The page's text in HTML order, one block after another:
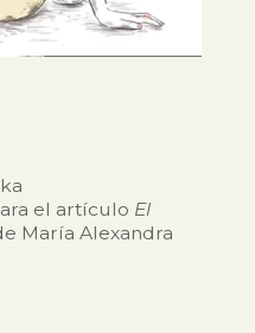
el artículo El
María Alexandra